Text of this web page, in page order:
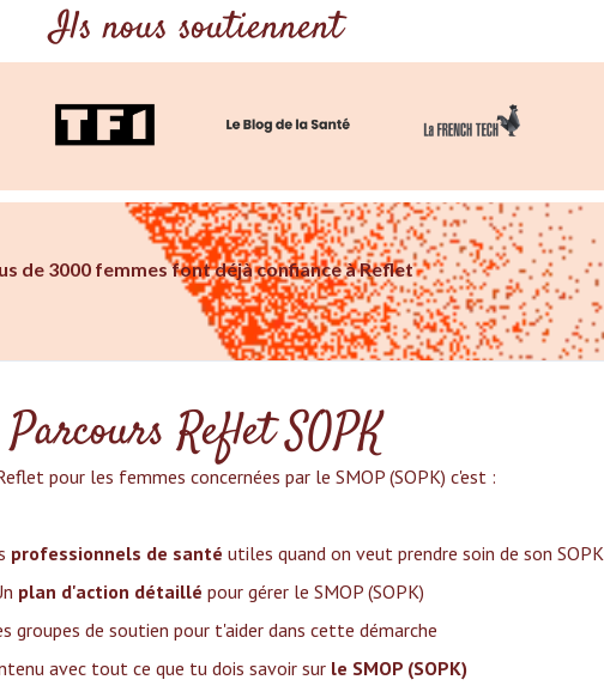
Ils nous soutiennent
de 3000 femmes font déjà confiance à Reflet
Parcours Reflet SOPK
pour les femmes concernées par le SMOP (SOPK) c'est :‍
professionnels de santé utiles quand on veut prendre soin de son SOPK
plan d'action détaillé pour gérer le SMOP (SOPK)
groupes de soutien pour t'aider dans cette démarche
avec tout ce que tu dois savoir sur le SMOP (SOPK)